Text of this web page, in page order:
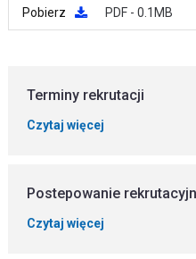
Pobierz PDF - 0.1MB
Terminy rekrutacji
Czytaj więcej
Postepowanie
Czytaj więcej